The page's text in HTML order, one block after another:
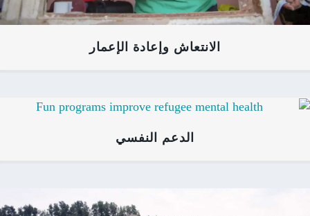
الانتعاش وإعادة الإعمار
الدعم النفسي